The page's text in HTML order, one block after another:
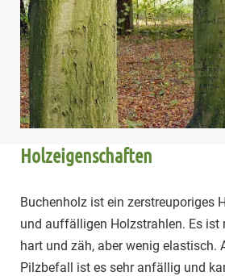
Holzeigenschaften
Buchenholz ist ein zerstreuporiges
und auffälligen Holzstrahlen. Es ist
hart und zäh, aber wenig elastisch.
Pilzbefall ist es sehr anfällig und